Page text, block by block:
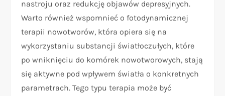
nastroju oraz redukcję objawów depresyjnych.
Warto również wspomnieć o fotodynamicznej
terapii nowotworów, która opiera się na
wykorzystaniu substancji światłoczułych, które
po wniknięciu do komórek nowotworowych, stają
się aktywne pod wpływem światła o konkretnych
parametrach. Tego typu terapia może być